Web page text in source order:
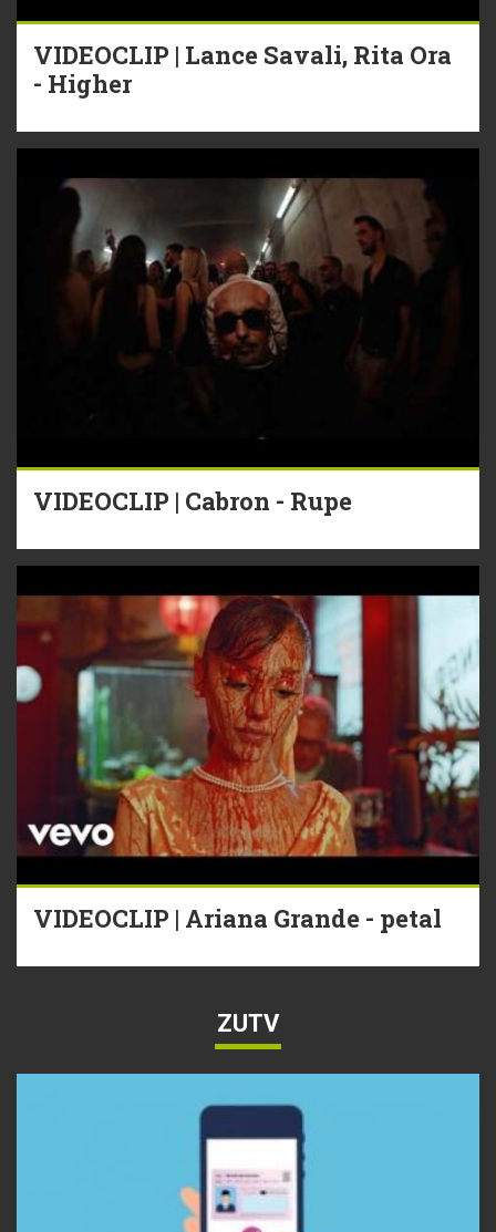
VIDEOCLIP | Lance Savali, Rita Ora
- Higher
VIDEOCLIP | Cabron - Rupe
VIDEOCLIP | Ariana Grande - petal
ZUTV